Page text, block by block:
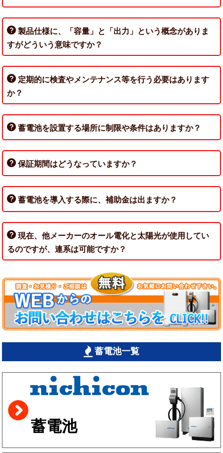
製品仕様に、「容量」と「出力」という概念がありま
すがどういう意味ですか？
定期的に検査やメンテナンス等を行う必要はあります
か？
蓄電池を設置する場所に制限や条件はありますか？
保証期間はどうなっていますか？
蓄電池を導入する際に、補助金は出ますか？
現在、他メーカーのオール電化と太陽光が使用してい
るのですが、連系は可能ですか？
蓄電池一覧
蓄電池